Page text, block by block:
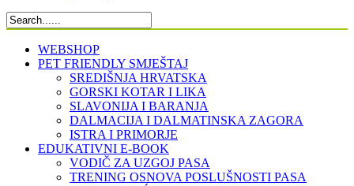
WEBSHOP
PET FRIENDLY SMJEŠTAJ
SREDIŠNJA HRVATSKA
GORSKI KOTAR I LIKA
SLAVONIJA I BARANJA
DALMACIJA I DALMATINSKA ZAGORA
ISTRA I PRIMORJE
EDUKATIVNI E-BOOK
VODIČ ZA UZGOJ PASA
TRENING OSNOVA POSLUŠNOSTI PASA